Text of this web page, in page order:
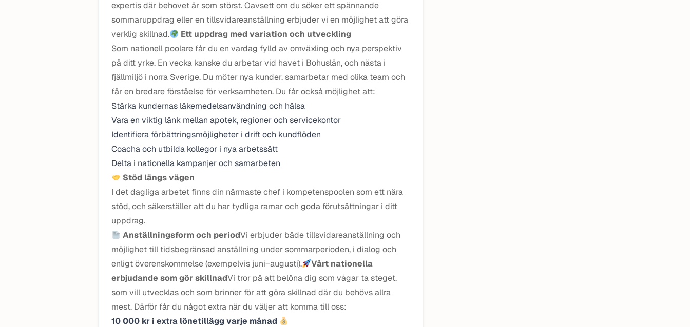
expertis där behovet är som störst. Oavsett om du söker ett spännande
sommaruppdrag eller en tillsvidareanställning erbjuder vi en möjlighet att göra
verklig skillnad.
Ett uppdrag med variation och utveckling
Som nationell poolare får du en vardag fylld av omväxling och nya perspektiv
på ditt yrke. En vecka kanske du arbetar vid havet i Bohuslän, och nästa i
fjällmiljö i norra Sverige. Du möter nya kunder, samarbetar med olika team och
får en bredare förståelse för verksamheten. Du får också möjlighet att:
Stärka kundernas läkemedelsanvändning och hälsa
Vara en viktig länk mellan apotek, regioner och servicekontor
Identifiera förbättringsmöjligheter i drift och kundflöden
Coacha och utbilda kollegor i nya arbetssätt
Delta i nationella kampanjer och samarbeten
Stöd längs vägen
I det dagliga arbetet finns din närmaste chef i kompetenspoolen som ett nära
stöd, och säkerställer att du har tydliga ramar och goda förutsättningar i ditt
uppdrag.
Anställningsform och periodVi erbjuder både tillsvidareanställning och
möjlighet till tidsbegränsad anställning under sommarperioden, i dialog och
enligt överenskommelse (exempelvis juni–augusti).
Vårt nationella
erbjudande som gör skillnadVi tror på att belöna dig som vågar ta steget,
som vill utvecklas och som brinner för att göra skillnad där du behövs allra
mest. Därför får du något extra när du väljer att komma till oss:
10 000 kr i extra lönetillägg varje månad